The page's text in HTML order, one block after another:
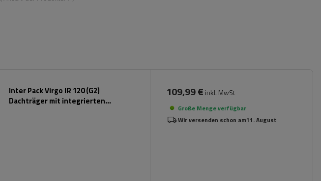
Inter Pack Virgo IR 120 (G2)
Dachträger mit integrierten
109,99 € inkl. MwSt
Große Menge verfügbar
Wir versenden schon am11. August